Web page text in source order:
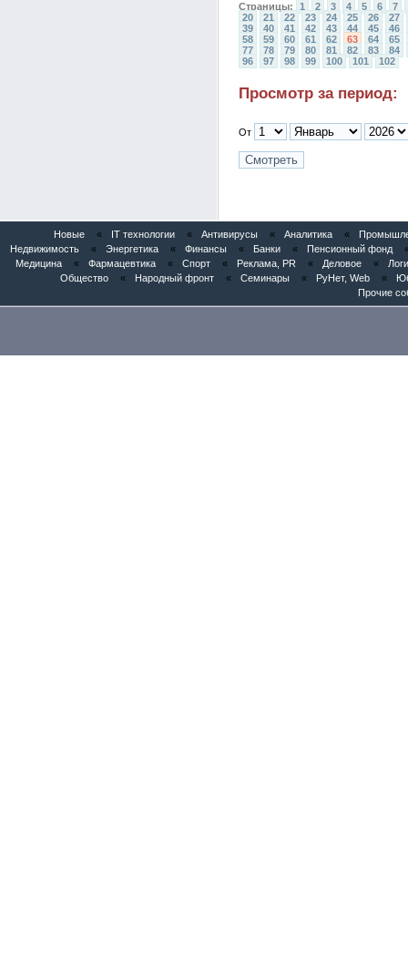
Страницы: 1 2 3 4 5 6
7
20
21 22 23 24 25 26
27
39
40 41 42 43 44 45
46
58
59 60 61 62 63 64
65
77
78 79 80 81 82 83
84
96
97 98 99 100 101 102
Просмотр за период:
От
Новые « IT технологии « Антивирусы « Аналитика «
Недвижимость
« Энергетика « Финансы « Банки « Пенсионный фонд
Медицина
« Фармацевтика « Спорт « Реклама, PR « Деловое «
Общество
« Народный фронт « Семинары « РуНет, Web «
Прочие